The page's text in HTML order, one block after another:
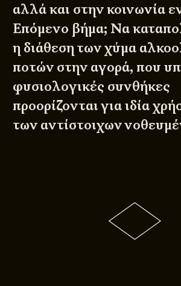
αλλά και στην κοινωνία
Επόμενο βήμα; Να
η διάθεση των χύμα
ποτών στην αγορά, που
φυσιολογικές συνθήκες
προορίζονται για ιδία
των αντίστοιχων